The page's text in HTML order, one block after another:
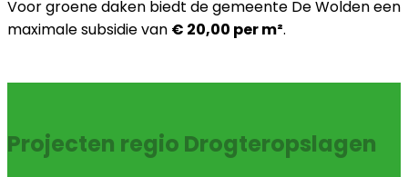
Voor groene daken biedt de gemeente De Wolden een
maximale subsidie van € 20,00 per m².
Projecten regio Drogteropslagen